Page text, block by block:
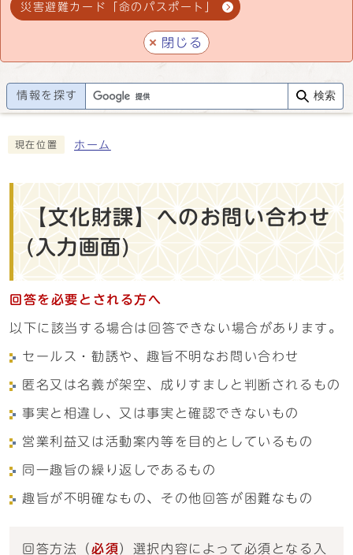
災害避難カード「命のパスポート」
閉じる
情報を探す 検索
現在位置 ホーム
【文化財課】へのお問い合わせ
(入力画面)
回答を必要とされる方へ
以下に該当する場合は回答できない場合があります。
セールス・勧誘や、趣旨不明なお問い合わせ
匿名又は名義が架空、成りすましと判断されるもの
事実と相違し、又は事実と確認できないもの
営業利益又は活動案内等を目的としているもの
同一趣旨の繰り返しであるもの
趣旨が不明確なもの、その他回答が困難なもの
回答方法 （ 必須 ）選択内容によって必須となる入